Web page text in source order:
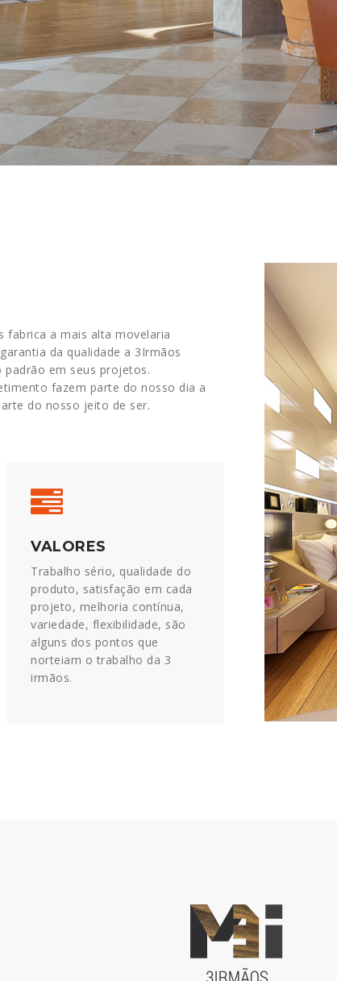
fabrica a mais alta movelaria
da qualidade a 3Irmãos
padrão em seus projetos.
fazem parte do nosso dia a
do nosso jeito de ser.
VALORES
Trabalho sério, qualidade do
produto, satisfação em cada
projeto, melhoria contínua,
variedade, flexibilidade, são
alguns dos pontos que
norteiam o trabalho da 3
irmãos.